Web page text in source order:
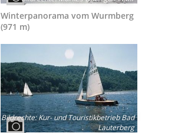
Winterpanorama vom Wurmberg
(971 m)
Bildrechte:Kur- und Touristikbetrieb Bad
Lauterberg